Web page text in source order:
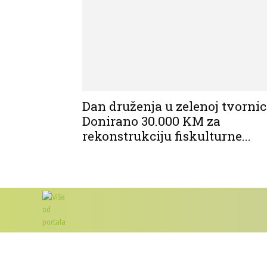
Dan druženja u zelenoj
Donirano 30.000 KM za
rekonstrukciju fiskulturne...